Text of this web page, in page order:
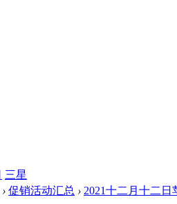
三星
› 促销活动汇总 › 2021十二月十二日